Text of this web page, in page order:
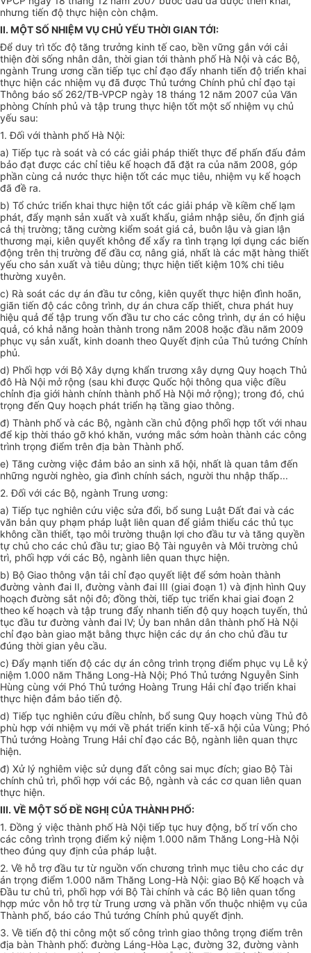
nhưng tiến độ thực hiện còn chậm.
II. MỘT SỐ NHIỆM VỤ CHỦ YẾU THỜI GIAN TỚI:
Để duy trì tốc độ tăng trưởng kinh tế cao, bền vững gắn với cải
thiện đời sống nhân dân, thời gian tới thành phố Hà Nội và các Bộ,
ngành Trung ương cần tiếp tục chỉ đạo đẩy nhanh tiến độ triển khai
thực hiện các nhiệm vụ đã được Thủ tướng Chính phủ chỉ đạo tại
Thông báo số 262/TB-VPCP ngày 18 tháng 12 năm 2007 của Văn
phòng Chính phủ và tập trung thực hiện tốt một số nhiệm vụ chủ
yếu sau:
1. Đối với thành phố Hà Nội:
a) Tiếp tục rà soát và có các giải pháp thiết thực để phấn đấu đảm
bảo đạt được các chỉ tiêu kế hoạch đã đặt ra của năm 2008, góp
phần cùng cả nước thực hiện tốt các mục tiêu, nhiệm vụ kế hoạch
đã đề ra.
b) Tổ chức triển khai thực hiện tốt các giải pháp về kiềm chế lạm
phát, đẩy mạnh sản xuất và xuất khẩu, giảm nhập siêu, ổn định giá
cả thị trường; tăng cường kiểm soát giá cả, buôn lậu và gian lận
thương mại, kiên quyết không để xẩy ra tình trạng lợi dụng các biến
động trên thị trường để đầu cơ, nâng giá, nhất là các mặt hàng thiết
yếu cho sản xuất và tiêu dùng; thực hiện tiết kiệm 10% chi tiêu
thường xuyên.
c) Rà soát các dự án đầu tư công, kiên quyết thực hiện đình hoãn,
giãn tiến độ các công trình, dự án chưa cấp thiết, chưa phát huy
hiệu quả để tập trung vốn đầu tư cho các công trình, dự án có hiệu
quả, có khả năng hoàn thành trong năm 2008 hoặc đầu năm 2009
phục vụ sản xuất, kinh doanh theo Quyết định của Thủ tướng Chính
phủ.
d) Phối hợp với Bộ Xây dựng khẩn trương xây dựng Quy hoạch Thủ
đô Hà Nội mở rộng (sau khi được Quốc hội thông qua việc điều
chỉnh địa giới hành chính thành phố Hà Nội mở rộng); trong đó, chú
trọng đến Quy hoạch phát triển hạ tầng giao thông.
đ) Thành phố và các Bộ, ngành cần chủ động phối hợp tốt với nhau
để kịp thời tháo gỡ khó khăn, vướng mắc sớm hoàn thành các công
trình trọng điểm trên địa bàn Thành phố.
e) Tăng cường việc đảm bảo an sinh xã hội, nhất là quan tâm đến
những người nghèo, gia đình chính sách, người thu nhập thấp...
2. Đối với các Bộ, ngành Trung ương:
a) Tiếp tục nghiên cứu việc sửa đổi, bổ sung Luật Đất đai và các
văn bản quy phạm pháp luật liên quan để giảm thiểu các thủ tục
không cần thiết, tạo môi trường thuận lợi cho đầu tư và tăng quyền
tự chủ cho các chủ đầu tư; giao Bộ Tài nguyên và Môi trường chủ
trì, phối hợp với các Bộ, ngành liên quan thực hiện.
b) Bộ Giao thông vận tải chỉ đạo quyết liệt để sớm hoàn thành
đường vành đai II, đường vành đai III (giai đoạn 1) và định hình Quy
hoạch đường sắt nội đô; đồng thời, tiếp tục triển khai giai đoạn 2
theo kế hoạch và tập trung đẩy nhanh tiến độ quy hoạch tuyến, thủ
tục đầu tư đường vành đai IV; Ủy ban nhân dân thành phố Hà Nội
chỉ đạo bàn giao mặt bằng thực hiện các dự án cho chủ đầu tư
đúng thời gian yêu cầu.
c) Đẩy mạnh tiến độ các dự án công trình trọng điểm phục vụ Lễ kỷ
niệm 1.000 năm Thăng Long-Hà Nội; Phó Thủ tướng Nguyễn Sinh
Hùng cùng với Phó Thủ tướng Hoàng Trung Hải chỉ đạo triển khai
thực hiện đảm bảo tiến độ.
d) Tiếp tục nghiên cứu điều chỉnh, bổ sung Quy hoạch vùng Thủ đô
phù hợp với nhiệm vụ mới về phát triển kinh tế-xã hội của Vùng; Phó
Thủ tướng Hoàng Trung Hải chỉ đạo các Bộ, ngành liên quan thực
hiện.
đ) Xử lý nghiêm việc sử dụng đất công sai mục đích; giao Bộ Tài
chính chủ trì, phối hợp với các Bộ, ngành và các cơ quan liên quan
thực hiện.
III. VỀ MỘT SỐ ĐỀ NGHỊ CỦA THÀNH PHỐ:
1. Đồng ý việc thành phố Hà Nội tiếp tục huy động, bố trí vốn cho
các công trình trọng điểm kỷ niệm 1.000 năm Thăng Long-Hà Nội
theo đúng quy định của pháp luật.
2. Về hỗ trợ đầu tư từ nguồn vốn chương trình mục tiêu cho các dự
án trọng điểm 1.000 năm Thăng Long-Hà Nội: giao Bộ Kế hoạch và
Đầu tư chủ trì, phối hợp với Bộ Tài chính và các Bộ liên quan tổng
hợp mức vỗn hỗ trợ từ Trung ương và phần vốn thuộc nhiệm vụ của
Thành phố, báo cáo Thủ tướng Chính phủ quyết định.
3. Về tiến độ thi công một số công trình giao thông trọng điểm trên
địa bàn Thành phố: đường Láng-Hòa Lạc, đường 32, đường vành